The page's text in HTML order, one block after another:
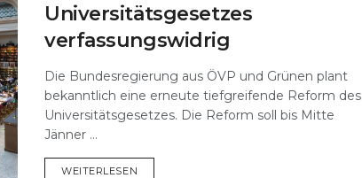
Universitätsgesetzes
verfassungswidrig
Die Bundesregierung aus ÖVP und Grünen plant
bekanntlich eine erneute tiefgreifende Reform des
Universitätsgesetzes. Die Reform soll bis Mitte
Jänner ...
WEITERLESEN